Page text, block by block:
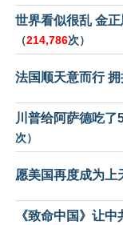
世界看似很乱 金
（214,786次）
法国顺天意而行
川普给阿萨德吃了
次）
愿美国再度成为上
《致命中国》让